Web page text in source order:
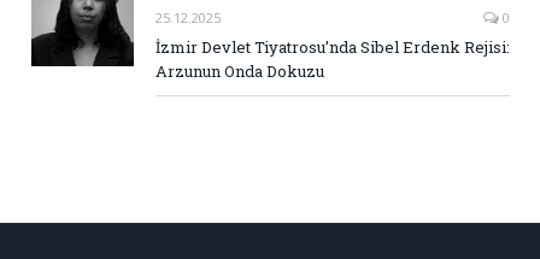
25.12.2025 0
İzmir Devlet Tiyatrosu’nda Sibel Erdenk Rejisi:
Arzunun Onda Dokuzu